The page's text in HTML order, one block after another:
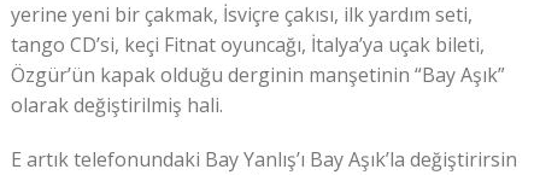
yerine yeni bir çakmak, İsviçre çakısı, ilk yardım seti,
tango CD’si, keçi Fitnat oyuncağı, İtalya’ya uçak bileti,
Özgür’ün kapak olduğu derginin manşetinin “Bay Aşık”
olarak değiştirilmiş hali.
E artık telefonundaki Bay Yanlış’ı Bay Aşık’la değiştirirsin